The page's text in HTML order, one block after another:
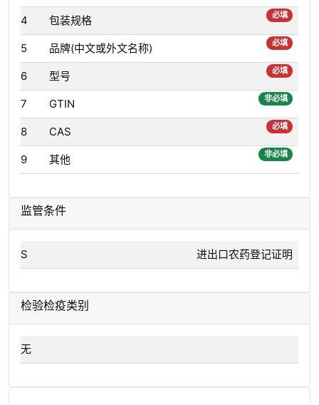
4 包装规格 必填
5 品牌(中文或外文名称) 必填
6 型号 必填
7 GTIN 非必填
8 CAS 必填
9 其他 非必填
监管条件
S 进出口农药登记证明
检验检疫类别
无